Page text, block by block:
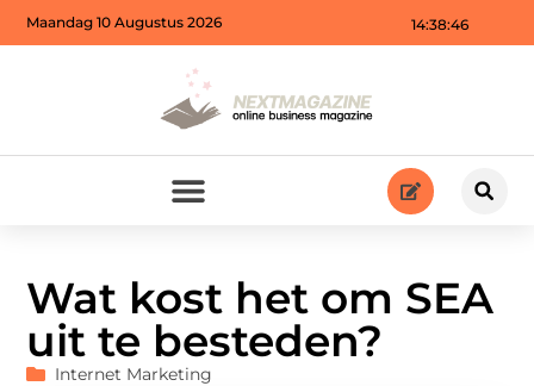
14:38:47
Maandag 10 Augustus 2026
Wat kost het om SEA
uit te besteden?
Internet Marketing